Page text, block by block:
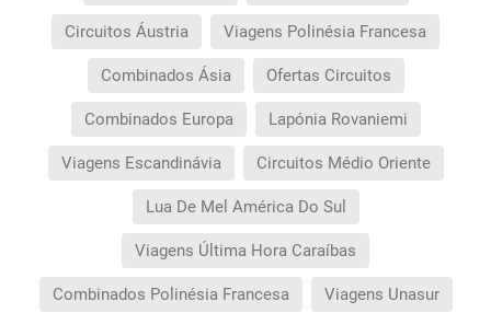
Circuitos Áustria Viagens Polinésia Francesa
Combinados Ásia Ofertas Circuitos
Combinados Europa Lapónia Rovaniemi
Viagens Escandinávia Circuitos Médio Oriente
Lua De Mel América Do Sul
Viagens Última Hora Caraíbas
Combinados Polinésia Francesa Viagens Unasur